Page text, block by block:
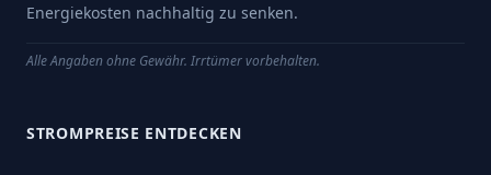
Energiekosten nachhaltig zu senken.
Alle Angaben ohne Gewähr. Irrtümer vorbehalten.
STROMPREISE ENTDECKEN